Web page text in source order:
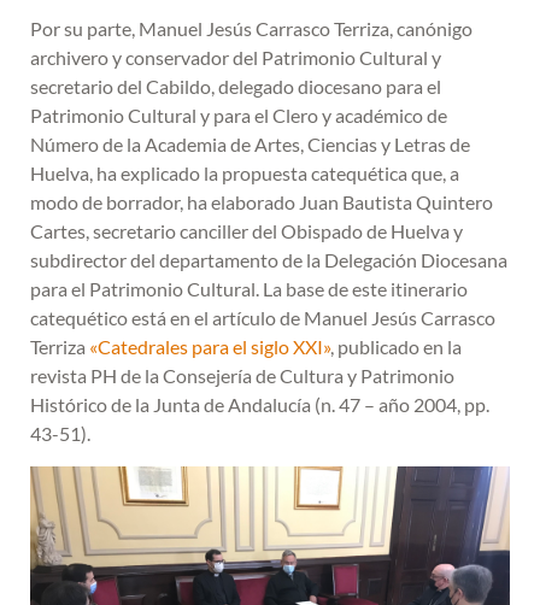
Por su parte, Manuel Jesús Carrasco Terriza, canónigo
archivero y conservador del Patrimonio Cultural y
secretario del Cabildo, delegado diocesano para el
Patrimonio Cultural y para el Clero y académico de
Número de la Academia de Artes, Ciencias y Letras de
Huelva, ha explicado la propuesta catequética que, a
modo de borrador, ha elaborado Juan Bautista Quintero
Cartes, secretario canciller del Obispado de Huelva y
subdirector del departamento de la Delegación Diocesana
para el Patrimonio Cultural. La base de este itinerario
catequético está en el artículo de Manuel Jesús Carrasco
Terriza «Catedrales para el siglo XXI», publicado en la
revista PH de la Consejería de Cultura y Patrimonio
Histórico de la Junta de Andalucía (n. 47 – año 2004, pp.
43-51).